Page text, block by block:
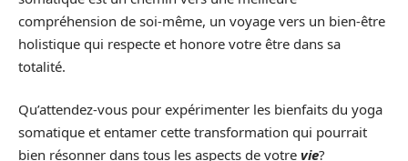
compréhension de soi-même, un voyage vers un bien-être
holistique qui respecte et honore votre être dans sa
totalité.
Qu’attendez-vous pour expérimenter les bienfaits du yoga
somatique et entamer cette transformation qui pourrait
bien résonner dans tous les aspects de votre vie?